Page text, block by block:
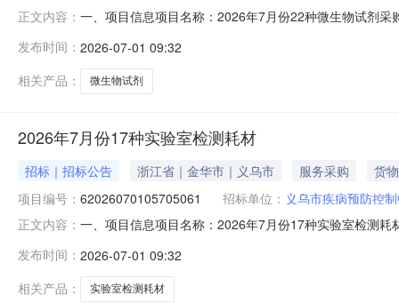
正文内容： 一、项目信息项目名称：2026年7月份22种微生物试剂
物试剂核心参数要求:商品类目:常规试剂;品牌规格:详见
发布时间： 2026-07-01 09:32
相关产品：
微生物试剂
2026年7月份17种实验室检测耗材
招标｜招标公告 浙江省｜金华市｜义乌市 服务采购
货物
项目编号： 62026070105705061 招标单位： 义乌市疾病预防控
正文内容： 一、项目信息项目名称：2026年7月份17种实验室检测
室检测耗材核心参数要求:商品类目:其他生化耗材;品牌
发布时间： 2026-07-01 09:32
相关产品：
实验室检测耗材